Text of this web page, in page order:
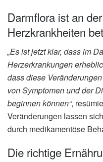
Darmflora ist an
Herzkrankheiten
„Es ist jetzt klar, dass im
Herzerkrankungen
dass diese
von Symptomen und der
beginnen können“,
Veränderungen lassen
durch medikamentöse
Die richtige